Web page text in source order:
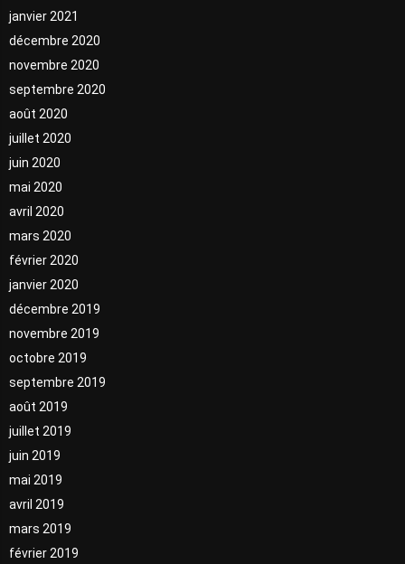
janvier 2021
décembre 2020
novembre 2020
septembre 2020
août 2020
juillet 2020
juin 2020
mai 2020
avril 2020
mars 2020
février 2020
janvier 2020
décembre 2019
novembre 2019
octobre 2019
septembre 2019
août 2019
juillet 2019
juin 2019
mai 2019
avril 2019
mars 2019
février 2019